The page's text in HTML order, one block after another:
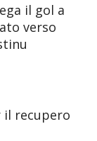
il gol a
verso
il recupero